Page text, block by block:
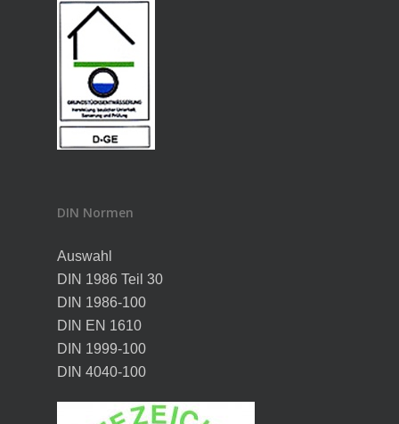
DIN Normen
Auswahl
DIN 1986 Teil 30
DIN 1986-100
DIN EN 1610
DIN 1999-100
DIN 4040-100